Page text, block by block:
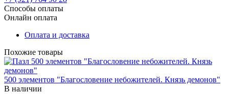
Способы оплаты
Онлайн оплата
Оплата и доставка
Похожие товары
500 элементов "Благословение небожителей. Князь демонов"
В наличии